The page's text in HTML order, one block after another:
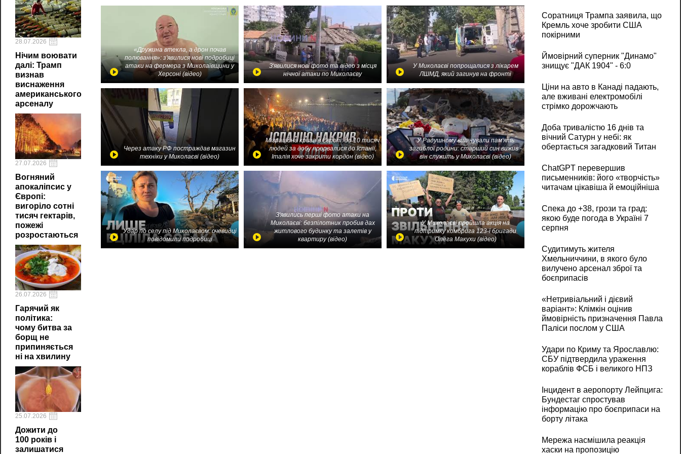
28.07.2026
Нічим воювати
далі: Трамп
визнав
виснаження
американського
арсеналу
27.07.2026
Вогняний
апокаліпсис у
Європі:
вигоріло сотні
тисяч гектарів,
пожежі
розростаються
26.07.2026
Гарячий як
політика:
чому битва за
борщ не
припиняється
ні на хвилину
25.07.2026
Дожити до
100 років і
залишатися
«Дружина втекла, а дрон почав
полювання»: з'явилися нові подробиці
атаки на фермера з Миколаївщини у
Херсоні (відео)
З'явилися нові фото та відео з місця
нічної атаки по Миколаєву
У Миколаєві попрощалися з лікарем
ЛШМД, який загинув на фронті
Через атаку РФ постраждав магазин
техніки у Миколаєві (відео)
Міграційна криза в Європі: до 10 тисяч
людей за добу прорвалися до Іспанії,
Італія хоче закрити кордон (відео)
У Радушному вшанували пам'ять
загиблої родини: старший син вижив -
він служить у Миколаєві (відео)
Удар по селу під Миколаєвом: очевидці
повідомили подробиці
З'явились перші фото атаки на
Миколаєві: безпілотник пробив дах
житлового будинку та залетів у
квартиру (відео)
У Миколаєві пройшла акція на
підтримку комбрига 123-ї бригади
Олега Макухи (відео)
Соратниця Трампа заявила, що
Кремль хоче зробити США
покірними
Ймовірний суперник "Динамо"
знищує "ДАК 1904" - 6:0
Ціни на авто в Канаді падають,
але вживані електромобілі
стрімко дорожчають
Доба тривалістю 16 днів та
вічний Сатурн у небі: як
обертається загадковий Титан
ChatGPT перевершив
письменників: його «творчість»
читачам цікавіша й емоційніша
Спека до +38, грози та град:
якою буде погода в Україні 7
серпня
Судитимуть жителя
Хмельниччини, в якого було
вилучено арсенал зброї та
боєприпасів
«Нетривіальний і дієвий
варіант»: Клімкін оцінив
ймовірність призначення Павла
Паліси послом у США
Удари по Криму та Ярославлю:
СБУ підтвердила ураження
кораблів ФСБ і великого НПЗ
Інцидент в аеропорту Лейпцига:
Бундестаг спростував
інформацію про боєприпаси на
борту літака
Мережа насмішила реакція
хаски на пропозицію